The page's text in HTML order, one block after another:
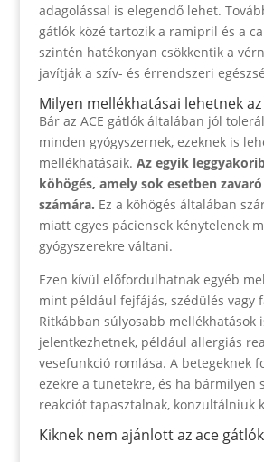
adagolással is elegendő lehet.
gátlók közé tartozik a ramipril és a
szintén hatékonyan csökkentik a
javítják a szív- és érrendszeri
Milyen mellékhatásai lehetnek
Bár az ACE gátlók általában jól
minden gyógyszernek, ezeknek is
mellékhatásaik. Az egyik
köhögés, amely sok esetben
számára. Ez a köhögés általában
miatt egyes páciensek kénytelenek
gyógyszerekre váltani.
Ezen kívül előfordulhatnak egyéb
mint például fejfájás, szédülés vagy
Ritkábban súlyosabb mellékhatások
jelentkezhetnek, például allergiás
vesefunkció romlása. A betegeknek
ezekre a tünetekre, és ha bármilyen
reakciót tapasztalnak, konzultálniuk
Kiknek nem ajánlott az ace